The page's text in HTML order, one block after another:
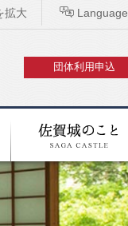
拡大 Language
団体利用申込